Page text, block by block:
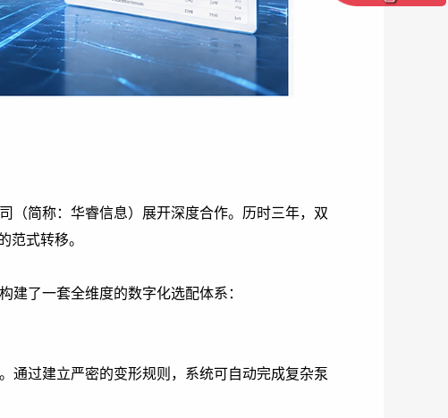
简称：华睿信息）展开深度合作。历时三年，双
范式转移。
了一套全维度的数字化选配体系：
过建立严密的变形规则，系统可自动完成复杂泵